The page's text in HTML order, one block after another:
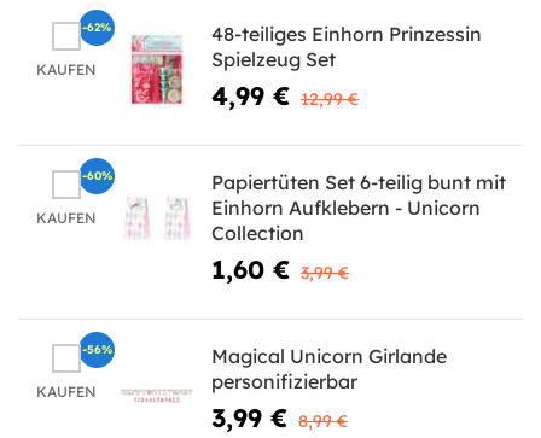
KAUFEN
48-teiliges Einhorn Prinzessin
Spielzeug Set
4,99 € 12,99 €
-62%
KAUFEN
Papiertüten Set 6-teilig bunt mit
Einhorn Aufklebern - Unicorn
Collection
1,60 € 3,99 €
-60%
KAUFEN
Magical Unicorn Girlande
personifizierbar
3,99 € 8,99 €
-56%